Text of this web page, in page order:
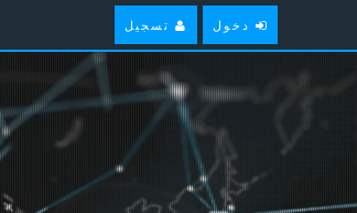
دخول تسجيل